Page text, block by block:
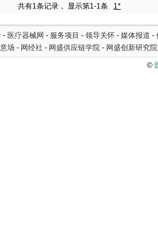
共有1条记录， 显示第1-1条 1*
- 医疗器械网 - 服务项目 - 领导关怀 - 媒体报道 -
场 - 网经社 - 网盛供应链学院 - 网盛创新研究院
©